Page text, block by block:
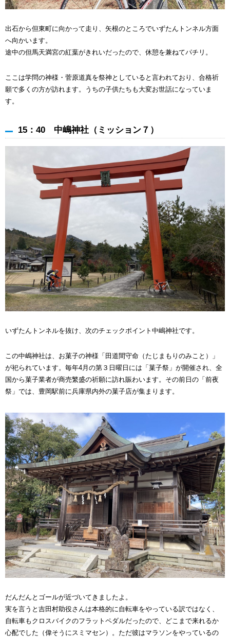
出石から但東町に向かって走り、矢根のところでいずたんトンネル方面
へ向かいます。
途中の但馬天満宮の紅葉がきれいだったので、休憩を兼ねてパチリ。
ここは学問の神様・菅原道真を祭神としていると言われており、合格祈
願で多くの方が訪れます。うちの子供たちも大変お世話になっていま
す。
15：40 中嶋神社（ミッション７）
いずたんトンネルを抜け、次のチェックポイント中嶋神社です。
この中嶋神社は、お菓子の神様「田道間守命（たじまもりのみこと）」
が祀られています。毎年4月の第３日曜日には「菓子祭」が開催され、全
国から菓子業者が商売繁盛の祈願に訪れ賑わいます。その前日の「前夜
祭」では、豊岡駅前に兵庫県内外の菓子店が集まります。
だんだんとゴールが近づいてきましたよ。
実を言うと吉田村助役さんは本格的に自転車をやっている訳ではなく、
自転車もクロスバイクのフラットペダルだったので、どこまで来れるか
心配でした（偉そうにスミマセン）。ただ彼はマラソンをやっているの